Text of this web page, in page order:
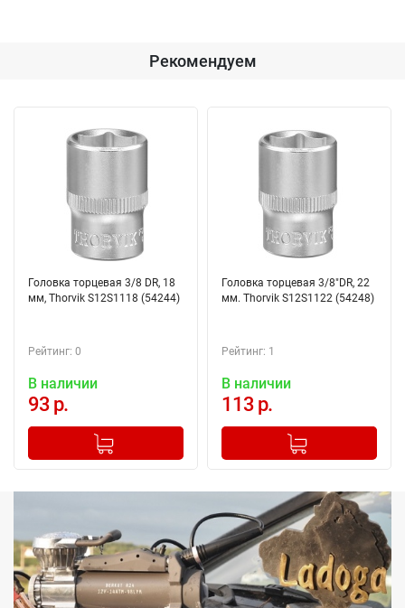
Рекомендуем
Головка торцевая 3/8 DR, 18
мм, Thorvik S12S1118 (54244)
Рейтинг: 0
В наличии
93 р.
+
Добавлено в корзину
Головка торцевая 3/8"DR, 22
мм. Thorvik S12S1122 (54248)
Рейтинг: 1
В наличии
113 р.
+
Добавлено в корзину